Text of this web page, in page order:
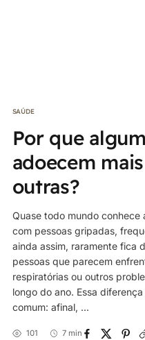
SAÚDE
Por que
adoecem
outras?
Quase todo mundo
com pessoas gripadas,
ainda assim, raramente fica
pessoas que parecem
respiratórias ou outros
longo do ano. Essa
comum: afinal, ...
101 7 min